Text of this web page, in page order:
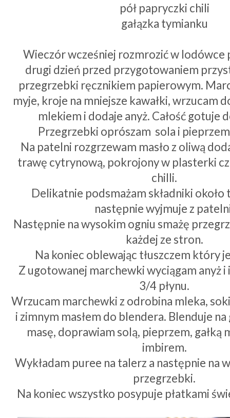
pół papryczki chili
gałązka tymianku
Wieczór wcześniej rozmrozić w lodówce
drugi dzień przed przygotowaniem
przegrzebki ręcznikiem papierowym.
myje, kroje na mniejsze kawałki, wrzucam
mlekiem i dodaje anyż. Całość gotuje
Przegrzebki oprószam sola i
Na patelni rozgrzewam masło z oliwą
trawę cytrynową, pokrojony w plasterki
chilli.
Delikatnie podsmażam składniki około
następnie wyjmuje z
Następnie na wysokim ogniu smażę
każdej ze stron.
Na koniec oblewając tłuszczem który
Z ugotowanej marchewki wyciągam anyż i
3/4 płynu.
Wrzucam marchewki z odrobina mleka,
i zimnym masłem do blendera. Blenduje
masę, doprawiam solą, pieprzem, gałką
imbirem.
Wykładam puree na talerz a następnie na
przegrzebki.
Na koniec wszystko posypuje płatkami